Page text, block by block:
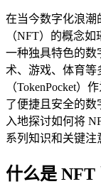
在当今数字化浪潮
（NFT）的概念
一种独具特色的数
术、游戏、体育等
（TokenPocket）
了便捷且安全的数
入地探讨如何将
系列知识和关键注
什么是 NFT